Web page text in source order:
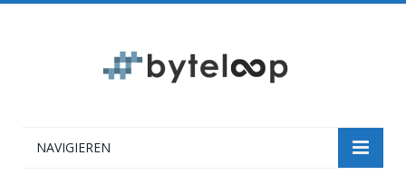
NAVIGIEREN